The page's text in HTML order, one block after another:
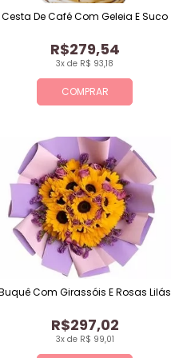
COMPRAR
3x de R$ 93,18
R$279,54
Cesta De Café Com Geleia E Suco
3x de R$ 99,01
R$297,02
Com Girassóis E Rosas Lilás